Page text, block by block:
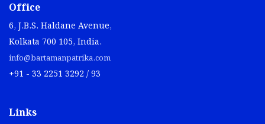
Office
6, J.B.S. Haldane Avenue,
Kolkata 700 105, India.
info@bartamanpatrika.com
+91 - 33 2251 3292 / 93
Links